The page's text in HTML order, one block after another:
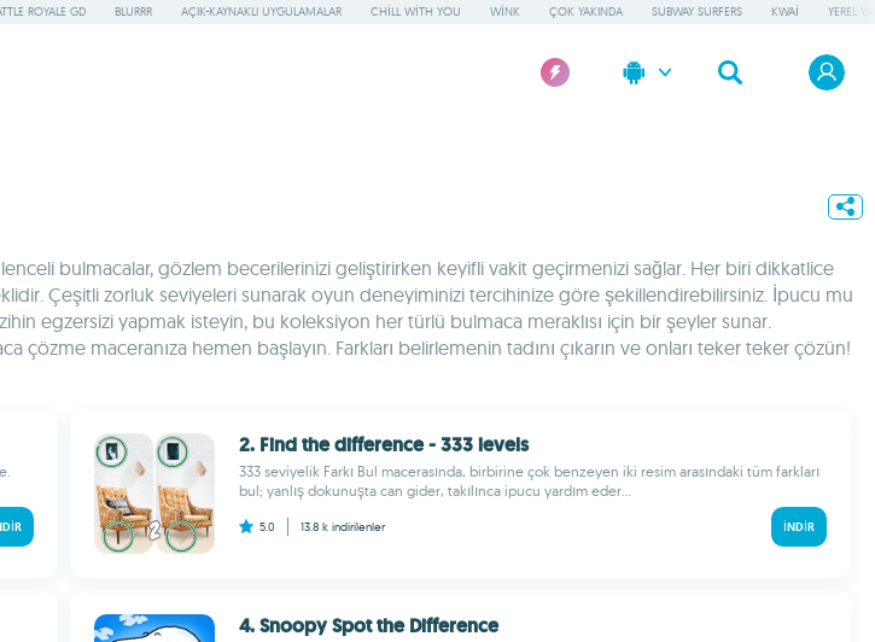
ROYALE GD BLURRR AÇIK-KAYNAKLI UYGULAMALAR CHILL WITH YOU WINK ÇOK YAKINDA SUBWAY SURFERS KWAI YEREL
bulmacalar, gözlem becerilerinizi geliştirirken keyifli vakit geçirmenizi sağlar. Her biri dikkatlice
Çeşitli zorluk seviyeleri sunarak oyun deneyiminizi tercihinize göre şekillendirebilirsiniz. İpucu mu
egzersizi yapmak isteyin, bu koleksiyon her türlü bulmaca meraklısı için bir şeyler sunar.
maceranıza hemen başlayın. Farkları belirlemenin tadını çıkarın ve onları teker teker çözün!
2. Find the difference - 333 levels
333 seviyelik Farkı Bul macerasında, birbirine çok benzeyen iki resim arasındaki tüm farkları
bul; yanlış dokunuşta can gider, takılınca ipucu yardım eder...
5.0 13.8 k indirilenler İNDIR
4. Snoopy Spot the Difference